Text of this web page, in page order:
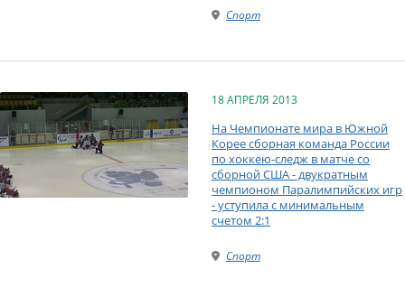
Спорт
18 АПРЕЛЯ 2013
На Чемпионате мира в Южной
Корее сборная команда России
по хоккею-следж в матче со
сборной США - двукратным
чемпионом Паралимпийских игр
- уступила с минимальным
счетом 2:1
Спорт